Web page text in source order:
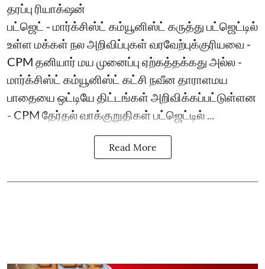
தரப்பு ரியாக்‌ஷன்
பட்ஜெட் - மார்க்சிஸ்ட் கம்யூனிஸ்ட் கருத்து பட்ஜெட்டில்
உள்ள மக்கள் நல அறிவிப்புகள் வரவேற்புக்குரியவை -
CPM தனியார் மய முனைப்பு ஏற்கத்தக்கது அல்ல -
மார்க்சிஸ்ட் கம்யூனிஸ்ட் கட்சி நவீன தாராளமய
பாதையை ஒட்டியே திட்டங்கள் அறிவிக்கப்பட்டுள்ளன
- CPM தேர்தல் வாக்குறுதிகள் பட்ஜெட்டில் ...
Read More